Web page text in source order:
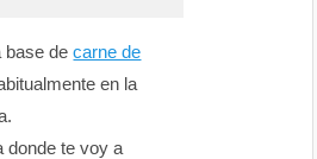
base decarne de
en la
donde te voy a